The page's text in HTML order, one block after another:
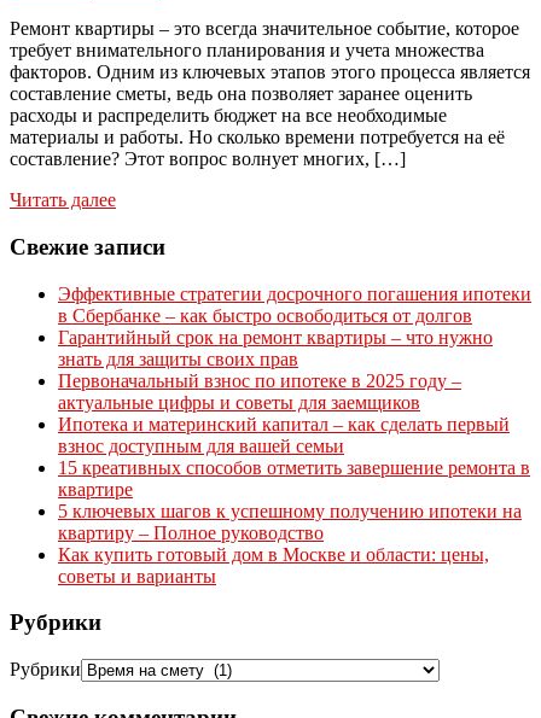
Ремонт квартиры – это всегда значительное событие, которое
требует внимательного планирования и учета множества
факторов. Одним из ключевых этапов этого процесса является
составление сметы, ведь она позволяет заранее оценить
расходы и распределить бюджет на все необходимые
материалы и работы. Но сколько времени потребуется на её
составление? Этот вопрос волнует многих, […]
Читать далее
Свежие записи
Эффективные стратегии досрочного погашения ипотеки
в Сбербанке – как быстро освободиться от долгов
Гарантийный срок на ремонт квартиры – что нужно
знать для защиты своих прав
Первоначальный взнос по ипотеке в 2025 году –
актуальные цифры и советы для заемщиков
Ипотека и материнский капитал – как сделать первый
взнос доступным для вашей семьи
15 креативных способов отметить завершение ремонта в
квартире
5 ключевых шагов к успешному получению ипотеки на
квартиру – Полное руководство
Как купить готовый дом в Москве и области: цены,
советы и варианты
Рубрики
Рубрики